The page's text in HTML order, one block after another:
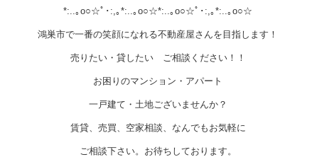
*:..｡o○☆ﾟ･:,｡*:..｡o○☆*:..｡o○☆ﾟ･:,｡*:..｡o○☆
鴻巣市で一番の笑顔になれる不動産屋さんを目指します！
売りたい・貸したい ご相談ください！！
お困りのマンション・アパート
一戸建て・土地ございませんか？
賃貸、売買、空家相談、なんでもお気軽に
ご相談下さい。お待ちしております。